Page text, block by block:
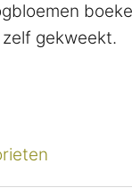
gekweekt.